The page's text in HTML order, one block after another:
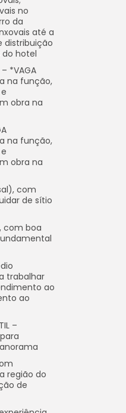
no
da
até a
distribuição
do hotel
– *VAGA
na função,
obra na
na função,
obra na
com
de sítio
com boa
trabalhar
ao
ao
–
região do
de